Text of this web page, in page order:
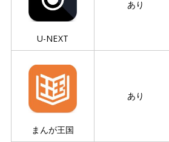
U-NEXT
あり
まんが王国
あり